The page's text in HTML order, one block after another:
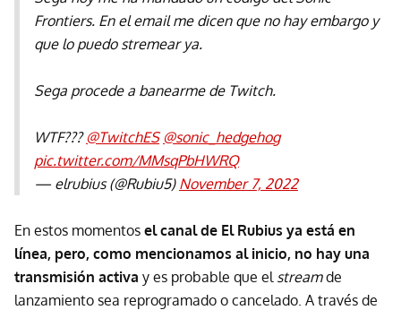
Frontiers. En el email me dicen que no hay embargo y
que lo puedo stremear ya.
Sega procede a banearme de Twitch.
WTF??? @TwitchES @sonic_hedgehog
pic.twitter.com/MMsqPbHWRQ
— elrubius (@Rubiu5) November 7, 2022
En estos momentos el canal de El Rubius ya está en
línea, pero, como mencionamos al inicio, no hay una
transmisión activa y es probable que el streamde
lanzamiento sea reprogramado o cancelado. A través de